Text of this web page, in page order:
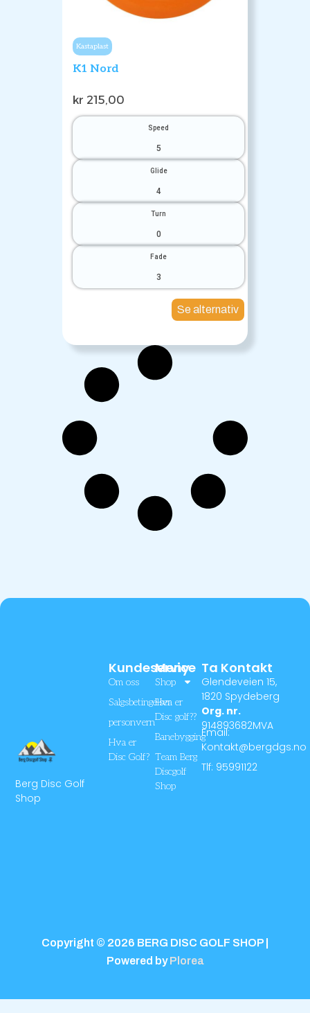
Kastaplast
K1 Nord
kr 215,00
Speed
5
Glide
4
Turn
0
Fade
3
Se alternativ
Berg Disc Golf
Shop
Meny
Shop
Hva er
Disc golf??
Banebygging
Team Berg
Discgolf
Shop
Kundeservice
Om oss
Salgsbetingelser
personvern
Hva er
Disc Golf?
Ta Kontakt
Glendeveien 15,
1820 Spydeberg
Org. nr.
914893682MVA
Email:
Kontakt@bergdgs.no
Tlf: 95991122
Copyright © 2026 BERG DISC GOLF SHOP |
Powered byPlorea